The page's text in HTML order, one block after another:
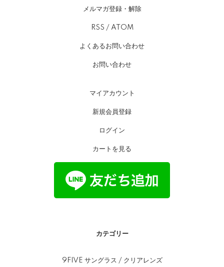
メルマガ登録・解除
RSS / ATOM
よくあるお問い合わせ
お問い合わせ
マイアカウント
新規会員登録
ログイン
カートを見る
カテゴリー
9FIVE サングラス / クリアレンズ